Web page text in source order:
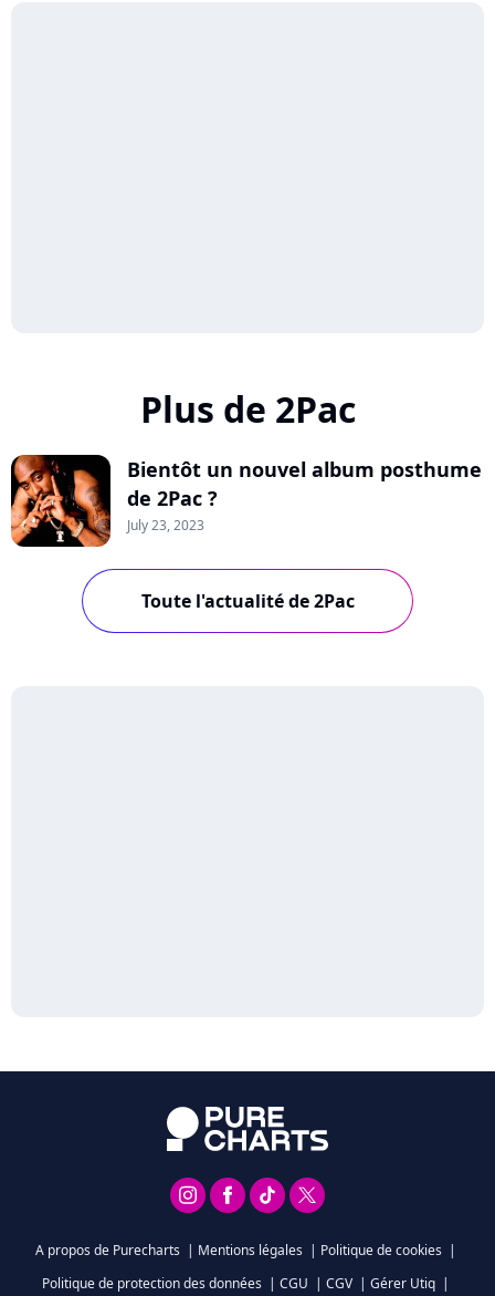
Plus de 2Pac
Bientôt un nouvel album posthume
de 2Pac ?
July 23, 2023
Toute l'actualité de 2Pac
A propos de Purecharts | Mentions légales | Politique de cookies |
Politique de protection des données | CGU | CGV | Gérer Utiq |